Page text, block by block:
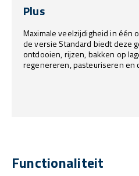
Plus
Maximale veelzijdigheid in één
de versie Standard biedt deze
ontdooien, rijzen, bakken op
regenereren, pasteuriseren en
Functionaliteit